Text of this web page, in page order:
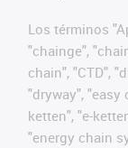
Los términos
"chainge",
chain", "CTD",
"dryway", "easy
ketten", "e-
"energy chain